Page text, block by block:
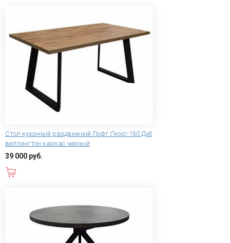
Стол кухонный раздвижной Лофт Люкс-160 Дуб
веллингтон каркас черный
39 000 руб.